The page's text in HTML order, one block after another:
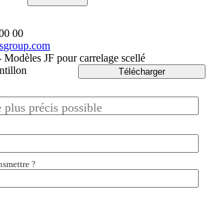
00
JF pour carrelage scellé
Télécharger
?